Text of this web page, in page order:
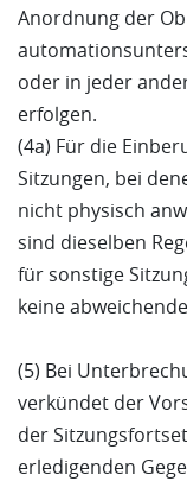
Anordnung der
oder in jeder
erfolgen.
(4a) Für die
Sitzungen, bei
nicht physisch
sind dieselben
für sonstige
keine
(5) Bei
verkündet der
der
erledigenden